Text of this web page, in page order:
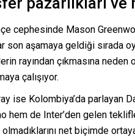
cephesinde Mason
son aşamaya geldiği sırada
rayından çıkmasına
çalışıyor.
ise Kolombiya’da parlayan
hem de Inter’den gelen
net biçimde